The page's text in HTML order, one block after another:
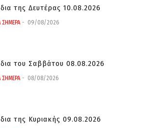
της Δευτέρας 10.08.2026
ΣΗΜΕΡΑ 09/08/2026
του Σαββάτου 08.08.2026
ΣΗΜΕΡΑ 08/08/2026
της Κυριακής 09.08.2026